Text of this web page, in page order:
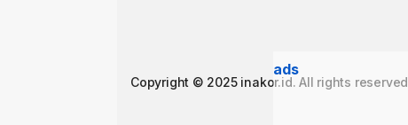
Copyright © 2025 inakor.id. All rights reserved
ads